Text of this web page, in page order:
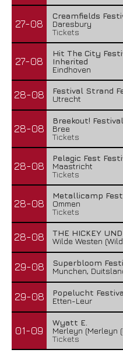
27-08
Creamfields
Daresbury
Tickets
27-08
Hit The City
Inherited
Eindhoven
28-08
Festival Strand
Utrecht
28-08
Breekout!
Bree
Tickets
28-08
Pelagic Fest
Maastricht
Tickets
28-08
Metallicamp
Ommen
Tickets
28-08
THE HICKEY
Wilde Westen
29-08
Superbloom
Munchen,
29-08
Popelucht
Etten-Leur
01-09
Wyatt E.
Merleyn (Merleyn
Tickets